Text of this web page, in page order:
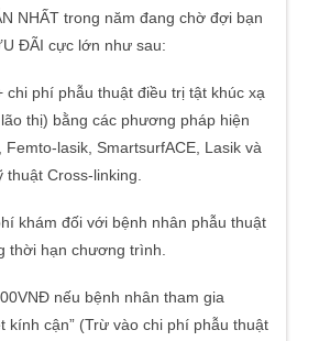
NHẤT trong năm đang chờ đợi bạn
ĐÃI cực lớn như sau:
chi phí phẫu thuật điều trị tật khúc xạ
thị) bằng các phương pháp hiện
Femto-lasik, SmartsurfACE, Lasik và
Cross-linking.
khám đối với bệnh nhân phẫu thuật
thời hạn chương trình.
nếu bệnh nhân tham gia
kính cận” (Trừ vào chi phí phẫu thuật